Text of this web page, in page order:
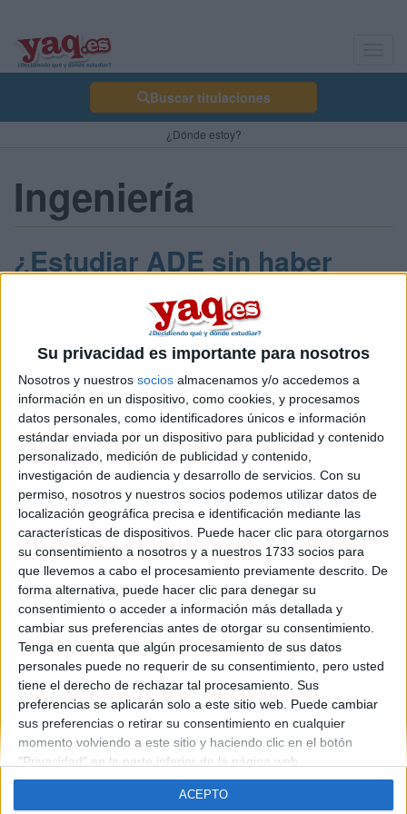
Su privacidad es importante para nosotros
Nosotros y nuestros socios almacenamos y/o accedemos a
información en un dispositivo, como cookies, y procesamos
datos personales, como identificadores únicos e información
estándar enviada por un dispositivo para publicidad y contenido
personalizado, medición de publicidad y contenido,
investigación de audiencia y desarrollo de servicios. Con su
permiso, nosotros y nuestros socios podemos utilizar datos de
localización geográfica precisa e identificación mediante las
características de dispositivos. Puede hacer clic para otorgarnos
su consentimiento a nosotros y a nuestros 1733 socios para
que llevemos a cabo el procesamiento previamente descrito. De
forma alternativa, puede hacer clic para denegar su
consentimiento o acceder a información más detallada y
cambiar sus preferencias antes de otorgar su consentimiento.
Tenga en cuenta que algún procesamiento de sus datos
personales puede no requerir de su consentimiento, pero usted
tiene el derecho de rechazar tal procesamiento. Sus
preferencias se aplicarán solo a este sitio web. Puede cambiar
sus preferencias o retirar su consentimiento en cualquier
momento volviendo a este sitio y haciendo clic en el botón
"Privacidad" en la parte inferior de la página web.
ACEPTO
Buscar titulaciones
¿Dónde estoy?
Ingeniería
¿Estudiar ADE sin haber
hecho el bachillerato de
sociales??
Kazahaya 23/06/2010
Buenas!!
6 comentarios leer más
Ingeniero en formación
Ingeniero Hardware
first anterior ... 3 4 5 6(current)
7 siguiente last
Quiénes somos|Contactar|Anúnciate
Aviso legal|Politica de privacidad |Condiciones generales|Política
de cookies
© 2003-2026Compás Mediterráneo S.L.- Diego de León 47 - 28006
Madrid [ESPAÑA] - Tel. +34 91 593 2767